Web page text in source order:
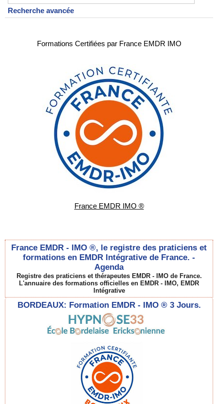
Recherche avancée
Formations Certifiées par France EMDR IMO
France EMDR IMO ®
France EMDR - IMO ®, le registre des praticiens et
formations en EMDR Intégrative de France. -
Agenda
Registre des praticiens et thérapeutes EMDR - IMO de France.
L'annuaire des formations officielles en EMDR - IMO, EMDR
Intégrative
BORDEAUX: Formation EMDR - IMO ® 3 Jours.